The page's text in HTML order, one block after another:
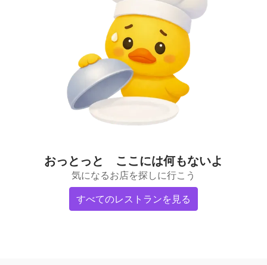
おっとっと ここには何もないよ
気になるお店を探しに行こう
すべてのレストランを見る